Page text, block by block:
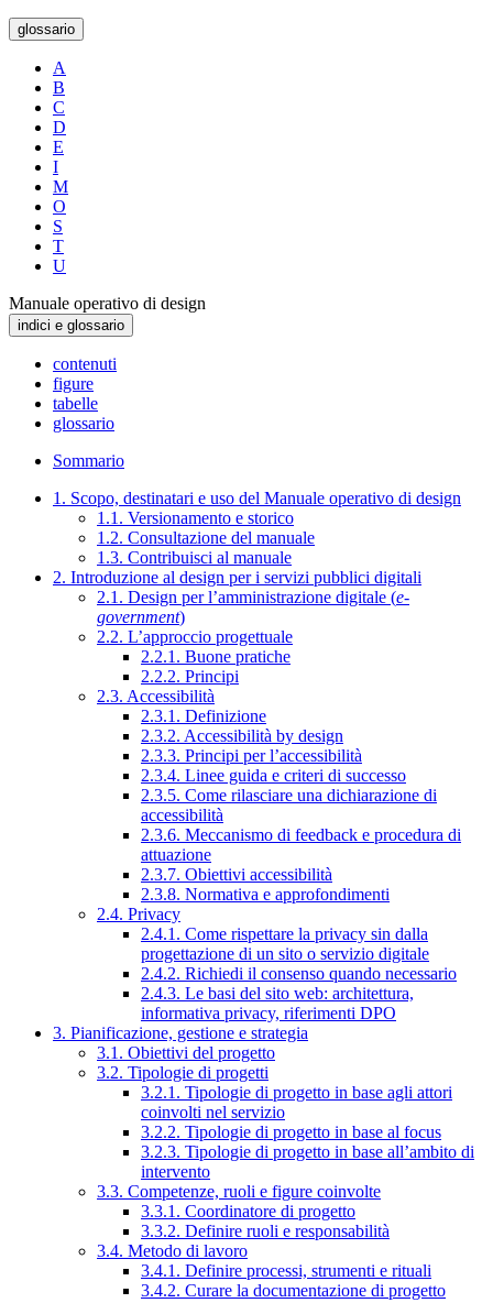
glossario
A
B
C
D
E
I
M
O
S
T
U
Manuale operativo di design
indici e glossario
contenuti
figure
tabelle
glossario
Sommario
1. Scopo, destinatari e uso del Manuale operativo di design
1.1. Versionamento e storico
1.2. Consultazione del manuale
1.3. Contribuisci al manuale
2. Introduzione al design per i servizi pubblici digitali
2.1. Design per l’amministrazione digitale (e-
government)
2.2. L’approccio progettuale
2.2.1. Buone pratiche
2.2.2. Principi
2.3. Accessibilità
2.3.1. Definizione
2.3.2. Accessibilità by design
2.3.3. Principi per l’accessibilità
2.3.4. Linee guida e criteri di successo
2.3.5. Come rilasciare una dichiarazione di
accessibilità
2.3.6. Meccanismo di feedback e procedura di
attuazione
2.3.7. Obiettivi accessibilità
2.3.8. Normativa e approfondimenti
2.4. Privacy
2.4.1. Come rispettare la privacy sin dalla
progettazione di un sito o servizio digitale
2.4.2. Richiedi il consenso quando necessario
2.4.3. Le basi del sito web: architettura,
informativa privacy, riferimenti DPO
3. Pianificazione, gestione e strategia
3.1. Obiettivi del progetto
3.2. Tipologie di progetti
3.2.1. Tipologie di progetto in base agli attori
coinvolti nel servizio
3.2.2. Tipologie di progetto in base al focus
3.2.3. Tipologie di progetto in base all’ambito di
intervento
3.3. Competenze, ruoli e figure coinvolte
3.3.1. Coordinatore di progetto
3.3.2. Definire ruoli e responsabilità
3.4. Metodo di lavoro
3.4.1. Definire processi, strumenti e rituali
3.4.2. Curare la documentazione di progetto